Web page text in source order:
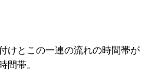
けとこの一連の流れの時間帯が
間帯。